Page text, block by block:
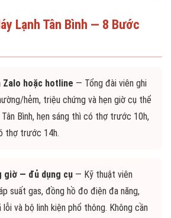
Lạnh Tân Bình — 8 Bước
Zalo hoặc hotline — Tổng đài viên ghi
hẻm, triệu chứng và hẹn giờ cụ thể
Bình, hẹn sáng thì có thợ trước 10h,
thợ trước 14h.
giờ — đủ dụng cụ — Kỹ thuật viên
suất gas, đồng hồ đo điện đa năng,
và bộ linh kiện phổ thông. Không cần